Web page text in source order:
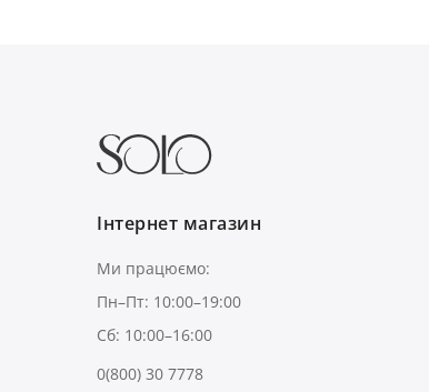
Інтернет магазин
Ми працюємо:
Пн–Пт: 10:00–19:00
Сб: 10:00–16:00
0(800) 30 7778